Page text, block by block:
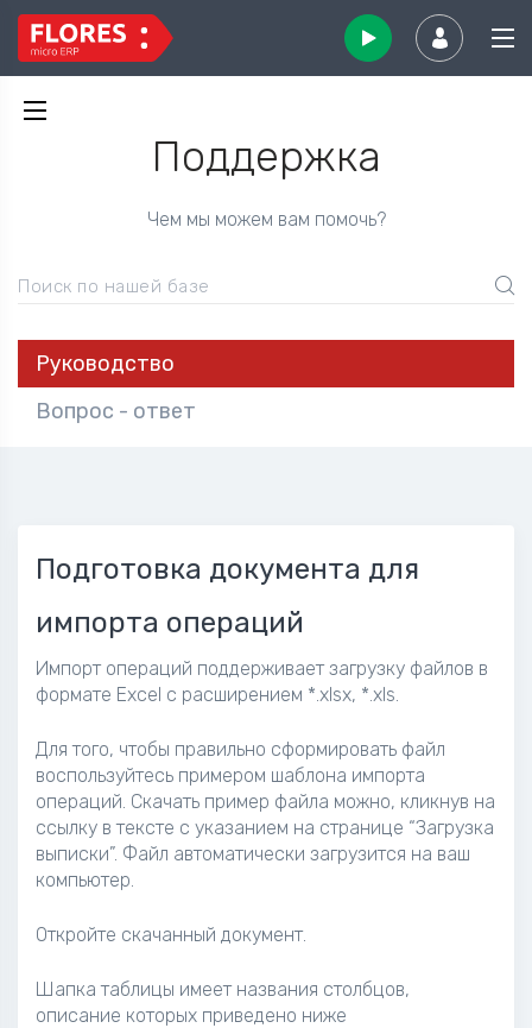
Поддержка
Чем мы можем вам помочь?
Поиск по нашей базе
Руководство
Вопрос - ответ
Подготовка документа для
импорта операций
Импорт операций поддерживает загрузку файлов в
формате Excel с расширением *.xlsx, *.xls.
Для того, чтобы правильно сформировать файл
воспользуйтесь примером шаблона импорта
операций. Скачать пример файла можно, кликнув на
ссылку в тексте с указанием на странице “Загрузка
выписки”. Файл автоматически загрузится на ваш
компьютер.
Откройте скачанный документ.
Шапка таблицы имеет названия столбцов,
описание которых приведено ниже